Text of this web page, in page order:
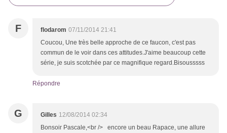
F flodarom 07/11/2014 21:41
Coucou, Une très belle approche de ce faucon, c'est pas
commun de le voir dans ces attitudes.J'aime beaucoup cette
série, je suis scotchée par ce magnifique regard.Bisousssss
Répondre
G Gilles 12/08/2014 02:34
Bonsoir Pascale,<br /> encore un beau Rapace, une allure